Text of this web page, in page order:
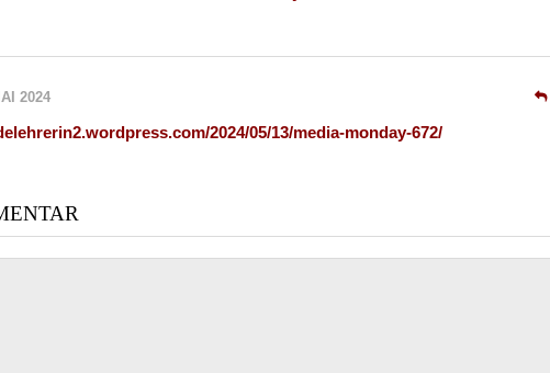
2024
2024/05/13/media-monday-672/